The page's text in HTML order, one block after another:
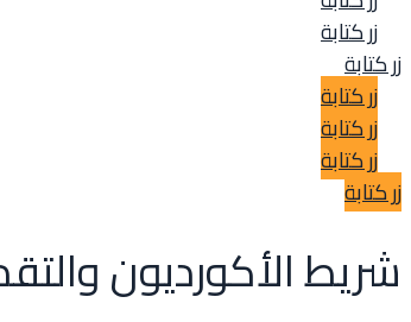
زر كتابة
زر كتابة
زر كتابة
زر كتابة
زر كتابة
زر كتابة
شريط الأكورديون